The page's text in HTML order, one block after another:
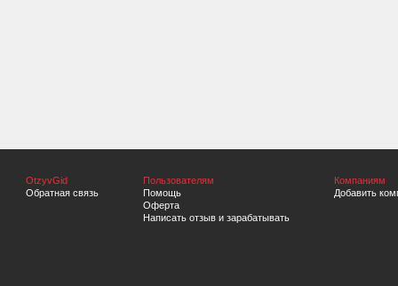
OtzyvGid
Обратная связь
Пользователям
Помощь
Оферта
Написать отзыв и зарабатывать
Компаниям
Добавить